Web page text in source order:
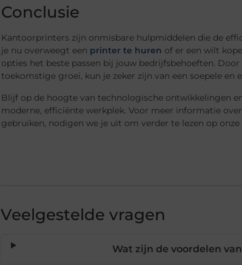
Conclusie
Kantoorprinters zijn onmisbare hulpmiddelen die de
je nu overweegt een printer te huren of er een wilt
opties het beste passen bij jouw bedrijfsbehoeften.
toekomstige groei, kun je zeker zijn van een soepele
Blijf op de hoogte van technologische ontwikkelingen
moderne, efficiënte werkplek. Voor meer informatie
gebruiken, nodigen we je uit om verder te lezen op
Veelgestelde vragen
Wat zijn de voordelen